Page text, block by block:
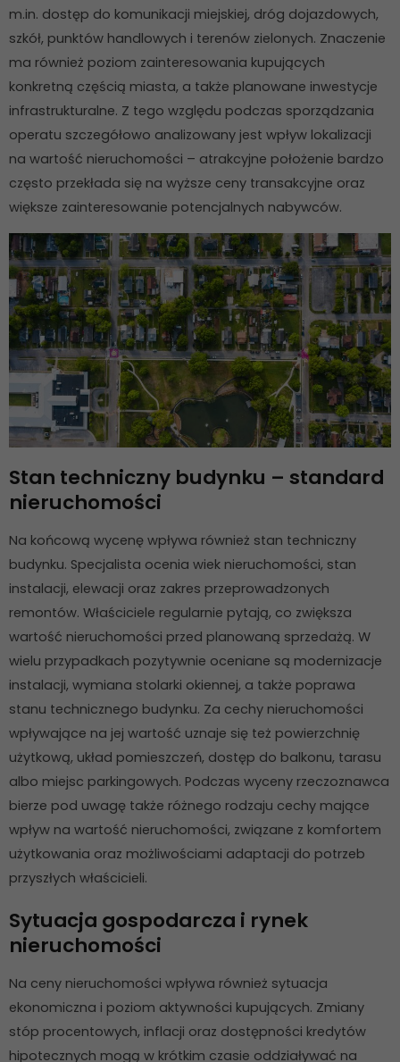
m.in. dostęp do komunikacji miejskiej, dróg dojazdowych,
szkół, punktów handlowych i terenów zielonych. Znaczenie
ma również poziom zainteresowania kupujących
konkretną częścią miasta, a także planowane inwestycje
infrastrukturalne. Z tego względu podczas sporządzania
operatu szczegółowo analizowany jest wpływ lokalizacji
na wartość nieruchomości – atrakcyjne położenie bardzo
często przekłada się na wyższe ceny transakcyjne oraz
większe zainteresowanie potencjalnych nabywców.
Stan techniczny budynku – standard
nieruchomości
Na końcową wycenę wpływa również stan techniczny
budynku. Specjalista ocenia wiek nieruchomości, stan
instalacji, elewacji oraz zakres przeprowadzonych
remontów. Właściciele regularnie pytają, co zwiększa
wartość nieruchomości przed planowaną sprzedażą. W
wielu przypadkach pozytywnie oceniane są modernizacje
instalacji, wymiana stolarki okiennej, a także poprawa
stanu technicznego budynku. Za cechy nieruchomości
wpływające na jej wartość uznaje się też powierzchnię
użytkową, układ pomieszczeń, dostęp do balkonu, tarasu
albo miejsc parkingowych. Podczas wyceny rzeczoznawca
bierze pod uwagę także różnego rodzaju cechy mające
wpływ na wartość nieruchomości, związane z komfortem
użytkowania oraz możliwościami adaptacji do potrzeb
przyszłych właścicieli.
Sytuacja gospodarcza i rynek
nieruchomości
Na ceny nieruchomości wpływa również sytuacja
ekonomiczna i poziom aktywności kupujących. Zmiany
stóp procentowych, inflacji oraz dostępności kredytów
hipotecznych mogą w krótkim czasie oddziaływać na